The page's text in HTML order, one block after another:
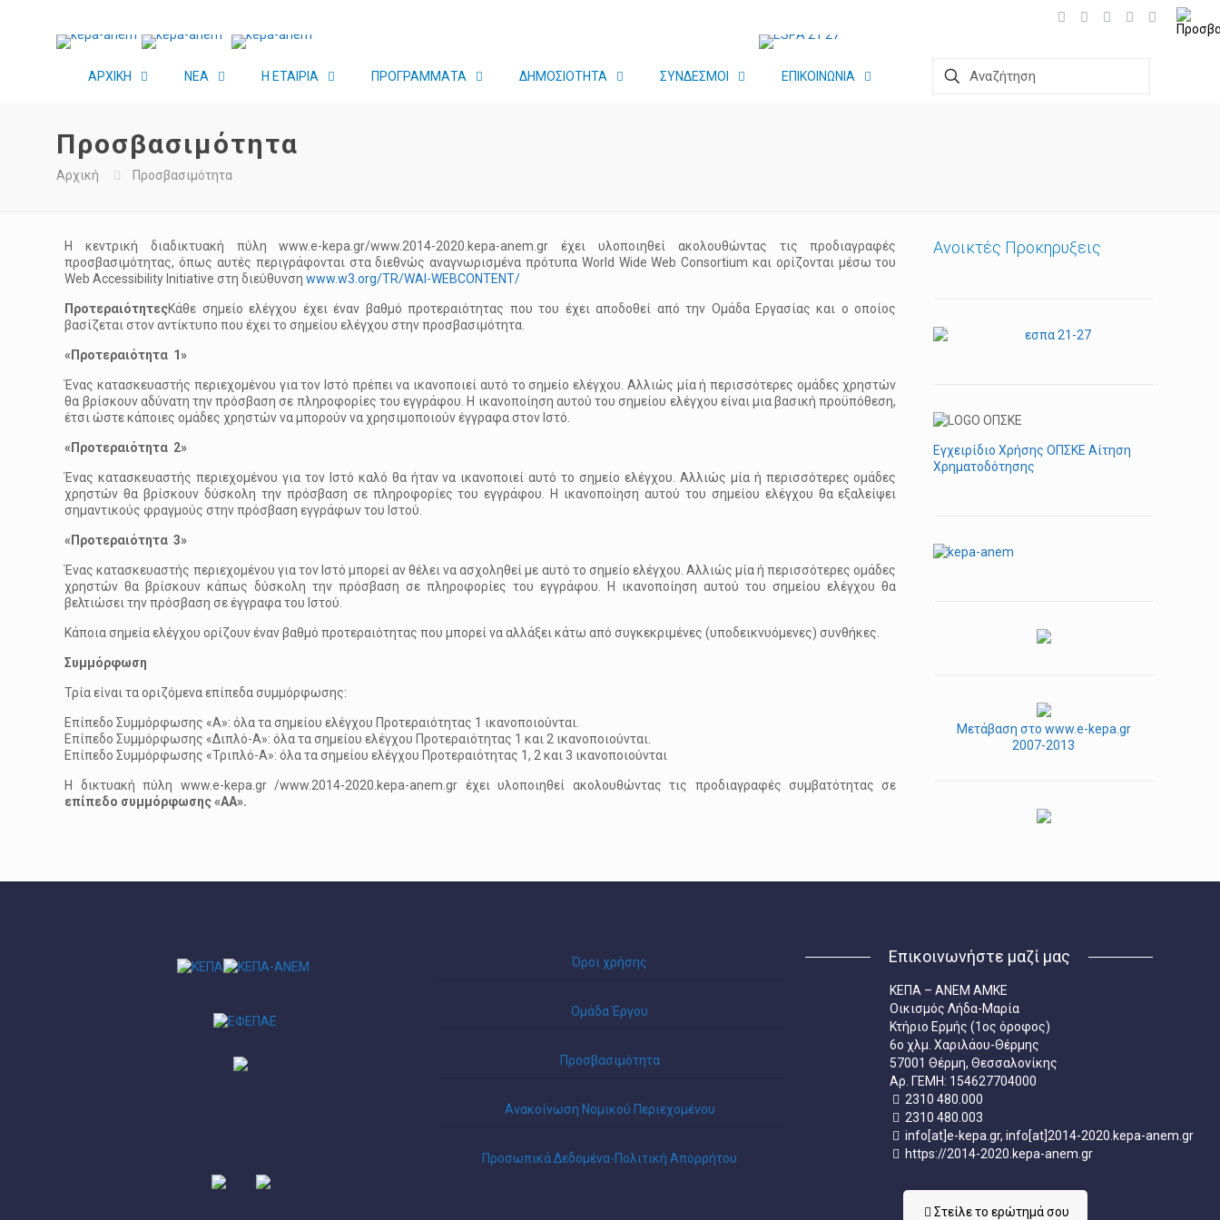
ΑΡΧΙΚΗ ΝΕΑ Η ΕΤΑΙΡΙΑ ΠΡΟΓΡΑΜΜΑΤΑ ΔΗΜΟΣΙΟΤΗΤΑ ΣΥΝΔΕΣΜΟΙ ΕΠΙΚΟΙΝΩΝΙΑ
Προσβασιμότητα
Αρχική Προσβασιμότητα
Η κεντρική διαδικτυακή πύλη www.e-kepa.gr/www.2014-2020.kepa-anem.gr έχει υλοποιηθεί ακολουθώντας τις προδιαγραφές
προσβασιμότητας, όπως αυτές περιγράφονται στα διεθνώς αναγνωρισμένα πρότυπα World Wide Web Consortium και ορίζονται μέσω του
Web Accessibility Initiative στη διεύθυνσηwww.w3.org/TR/WAI-WEBCONTENT/
ΠροτεραιότητεςΚάθε σημείο ελέγχου έχει έναν βαθμό προτεραιότητας που του έχει αποδοθεί από την Ομάδα Εργασίας και ο οποίος
βασίζεται στον αντίκτυπο που έχει το σημείου ελέγχου στην προσβασιμότητα.
«Προτεραιότητα 1»
Ένας κατασκευαστής περιεχομένου για τον Ιστό πρέπει να ικανοποιεί αυτό το σημείο ελέγχου. Αλλιώς μία ή περισσότερες ομάδες χρηστών
θα βρίσκουν αδύνατη την πρόσβαση σε πληροφορίες του εγγράφου. Η ικανοποίηση αυτού του σημείου ελέγχου είναι μια βασική προϋπόθεση,
έτσι ώστε κάποιες ομάδες χρηστών να μπορούν να χρησιμοποιούν έγγραφα στον Ιστό.
«Προτεραιότητα 2»
Ένας κατασκευαστής περιεχομένου για τον Ιστό καλό θα ήταν να ικανοποιεί αυτό το σημείο ελέγχου. Αλλιώς μία ή περισσότερες ομάδες
χρηστών θα βρίσκουν δύσκολη την πρόσβαση σε πληροφορίες του εγγράφου. Η ικανοποίηση αυτού του σημείου ελέγχου θα εξαλείψει
σημαντικούς φραγμούς στην πρόσβαση εγγράφων του Ιστού.
«Προτεραιότητα 3»
Ένας κατασκευαστής περιεχομένου για τον Ιστό μπορεί αν θέλει να ασχοληθεί με αυτό το σημείο ελέγχου. Αλλιώς μία ή περισσότερες ομάδες
χρηστών θα βρίσκουν κάπως δύσκολη την πρόσβαση σε πληροφορίες του εγγράφου. Η ικανοποίηση αυτού του σημείου ελέγχου θα
βελτιώσει την πρόσβαση σε έγγραφα του Ιστού.
Κάποια σημεία ελέγχου ορίζουν έναν βαθμό προτεραιότητας που μπορεί να αλλάξει κάτω από συγκεκριμένες (υποδεικνυόμενες) συνθήκες.
Συμμόρφωση
Τρία είναι τα οριζόμενα επίπεδα συμμόρφωσης:
Επίπεδο Συμμόρφωσης «A»: όλα τα σημείου ελέγχου Προτεραιότητας 1 ικανοποιούνται.
Επίπεδο Συμμόρφωσης «Διπλό-A»: όλα τα σημείου ελέγχου Προτεραιότητας 1 και 2 ικανοποιούνται.
Επίπεδο Συμμόρφωσης «Τριπλό-A»: όλα τα σημείου ελέγχου Προτεραιότητας 1, 2 και 3 ικανοποιούνται
Η δικτυακή πύλη www.e-kepa.gr /www.2014-2020.kepa-anem.gr έχει υλοποιηθεί ακολουθώντας τις προδιαγραφές συμβατότητας σε
επίπεδο συμμόρφωσης «ΑΑ».
Ανοικτές Προκηρυξεις
Εγχειρίδιο Χρήσης ΟΠΣΚΕ Αίτηση
Χρηματοδότησης
Μετάβαση στο www.e-kepa.gr
2007-2013
Όροι χρήσης
Ομάδα Έργου
Προσβασιμότητα
Ανακοίνωση Νομικού Περιεχομένου
Προσωπικά Δεδομένα-Πολιτική Απορρήτου
Επικοινωνήστε μαζί μας
ΚΕΠΑ – ΑΝΕΜ ΑΜΚΕ
Οικισμός Λήδα-Μαρία
Κτήριο Ερμής (1ος όροφος)
6ο χλμ. Χαριλάου-Θέρμης
57001 Θέρμη, Θεσσαλονίκης
Aρ. ΓΕΜΗ: 154627704000
2310 480.000
2310 480.003
info[at]e-kepa.gr, info[at]2014-2020.kepa-anem.gr
https://2014-2020.kepa-anem.gr
Στείλε τo ερώτημά σου